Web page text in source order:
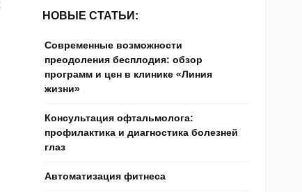
НОВЫЕ СТАТЬИ:
Современные возможности
преодоления бесплодия: обзор
программ и цен в клинике «Линия
жизни»
Консультация офтальмолога:
профилактика и диагностика болезней
глаз
Автоматизация фитнеса